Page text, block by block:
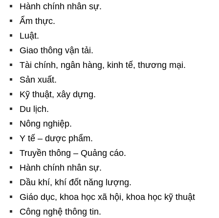
Hành chính nhân sự.
Ẩm thực.
Luật.
Giao thông vận tải.
Tài chính, ngân hàng, kinh tế, thương mại.
Sản xuất.
Kỹ thuật, xây dựng.
Du lịch.
Nông nghiệp.
Y tế – dược phẩm.
Truyền thông – Quảng cáo.
Hành chính nhân sự.
Dầu khí, khí đốt năng lượng.
Giáo dục, khoa học xã hội, khoa học kỹ thuật
Công nghệ thông tin.